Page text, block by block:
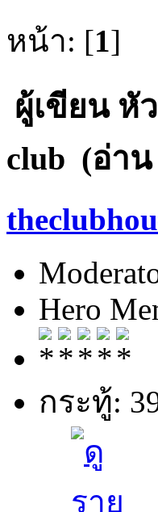
หน้า: [1]
ผู้เขียนหัว
club (อ่าน
Hero
กระทู้: